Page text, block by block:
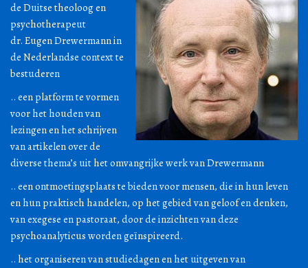
de Duitse theoloog en
psychotherapeut
dr. Eugen Drewermann in
de Nederlandse context te
bestuderen
.. een platform te vormen
voor het houden van
lezingen en het schrijven
van artikelen over de
diverse thema’s uit het omvangrijke werk van Drewermann
.. een ontmoetingsplaats te bieden voor mensen, die in hun leven
en hun praktisch handelen, op het gebied van geloof en denken,
van exegese en pastoraat, door de inzichten van deze
psychoanalyticus worden geïnspireerd.
.. het organiseren van studiedagen en het uitgeven van